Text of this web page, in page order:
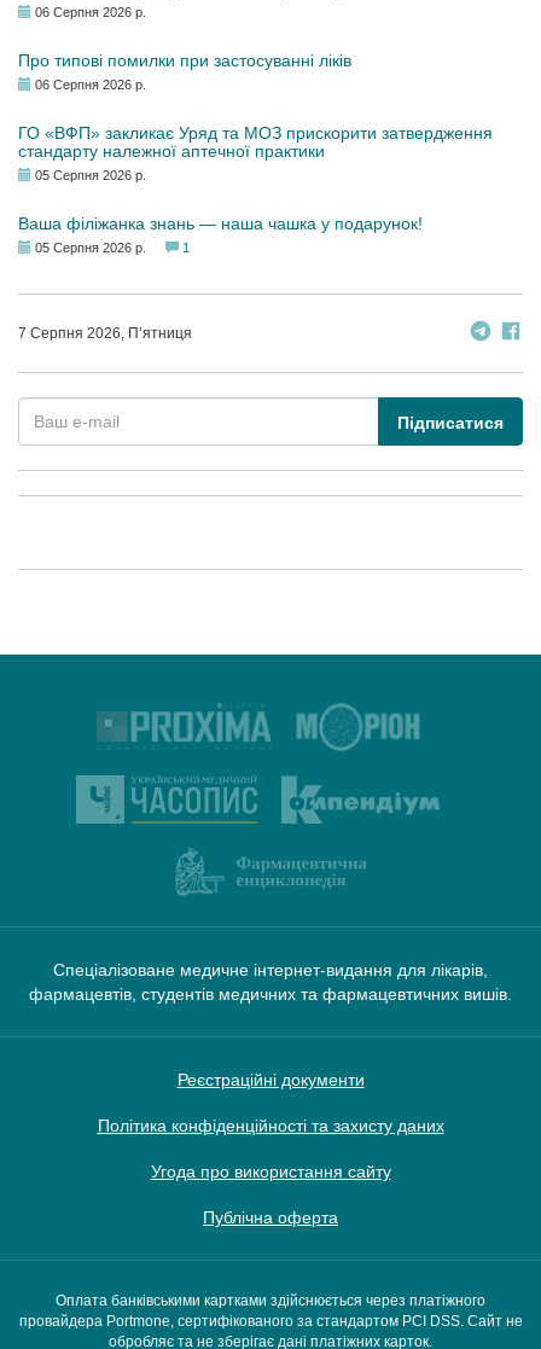
06 Серпня 2026 р.
Про типові помилки при застосуванні ліків
06 Серпня 2026 р.
ГО «ВФП» закликає Уряд та МОЗ прискорити затвердження
стандарту належної аптечної практики
05 Серпня 2026 р.
Ваша філіжанка знань — наша чашка у подарунок!
05 Серпня 2026 р. 1
7 Серпня 2026, П’ятниця
Підписатися
Спеціалізоване медичне інтернет-видання для лікарів,
фармацевтів, студентів медичних та фармацевтичних вишів.
Реєстраційні документи
Політика конфіденційності та захисту даних
Угода про використання сайту
Публічна оферта
Оплата банківськими картками здійснюється через платіжного
провайдера Portmone, сертифікованого за стандартом PCI DSS. Сайт не
обробляє та не зберігає дані платіжних карток.